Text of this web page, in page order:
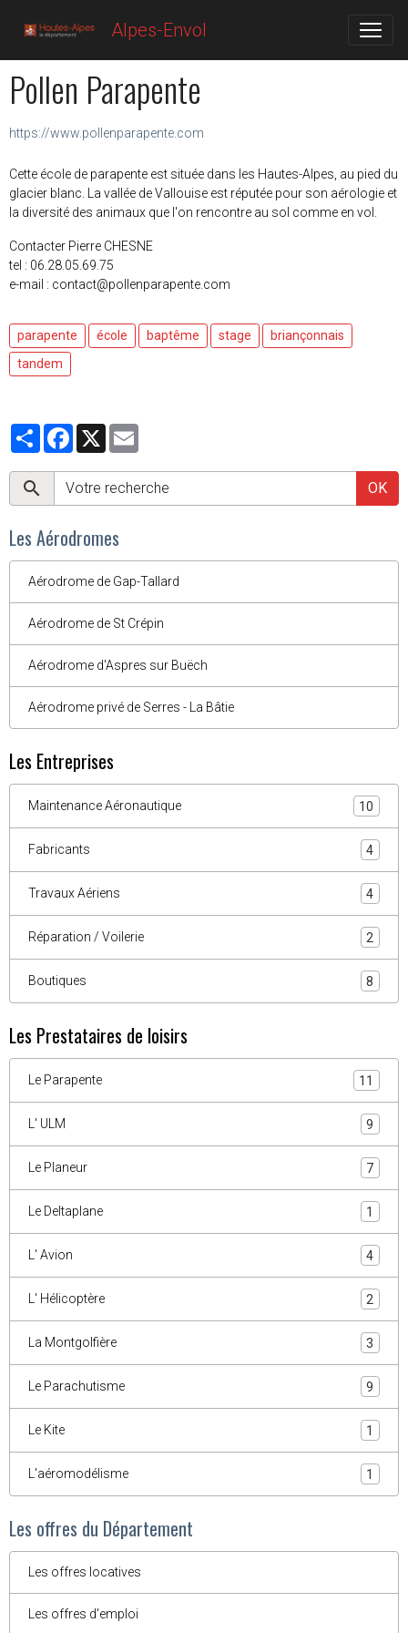
Alpes-Envol
Pollen Parapente
https://www.pollenparapente.com
Cette école de parapente est située dans les Hautes-Alpes, au pied du
glacier blanc. La vallée de Vallouise est réputée pour son aérologie et
la diversité des animaux que l'on rencontre au sol comme en vol.
Contacter Pierre CHESNE
tel : 06.28.05.69.75
e-mail : contact@pollenparapente.com
parapente école baptême stage
briançonnais
tandem
PartagerFacebook
X
OK
Les Aérodromes
Aérodrome de Gap-Tallard
Aérodrome de St Crépin
Aérodrome d'Aspres sur Buëch
Aérodrome privé de Serres - La Bâtie
Les Entreprises
Maintenance Aéronautique 10
Fabricants 4
Travaux Aériens 4
Réparation / Voilerie 2
Boutiques 8
Les Prestataires de loisirs
Le Parapente 11
L' ULM 9
Le Planeur 7
Le Deltaplane 1
L' Avion 4
L' Hélicoptère 2
La Montgolfière 3
Le Parachutisme 9
Le Kite 1
L'aéromodélisme 1
Les offres du Département
Les offres locatives
Les offres d'emploi